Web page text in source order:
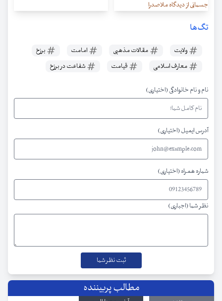
جسمانی از دیدگاه ملاصدرا
تگ‌ها
ولایت مقالات مذهبی امامت
برزخ
معارف اسلامی
قیامت شفاعت در برزخ
نام و نام خانوادگی (اختیاری)
آدرس ایمیل (اختیاری)
شماره همراه (اختیاری)
نظر شما (اجباری)
مطالب پربیننده